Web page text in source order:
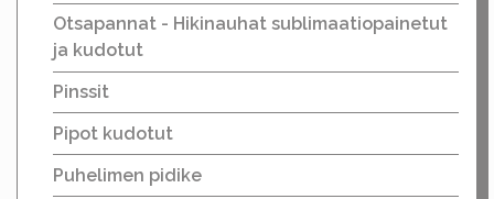
Otsapannat - Hikinauhat sublimaatiopainetut
ja kudotut
Pinssit
Pipot kudotut
Puhelimen pidike